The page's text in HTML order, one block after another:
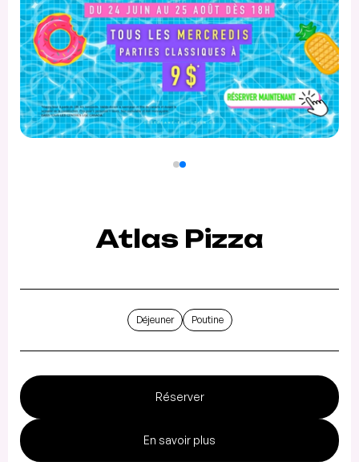
Atlas Pizza
Déjeuner Poutine
Réserver
En savoir plus